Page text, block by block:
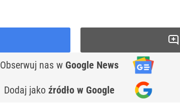
Obserwuj nas w Google News
Dodaj jako źródło w Google